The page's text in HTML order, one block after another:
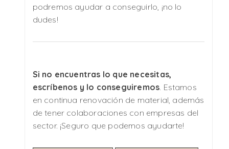
podremos ayudar a conseguirlo, ¡no lo
dudes!
Si no encuentras lo que necesitas,
escríbenos y lo conseguiremos. Estamos
en continua renovación de material, además
de tener colaboraciones con empresas del
sector. ¡Seguro que podemos ayudarte!